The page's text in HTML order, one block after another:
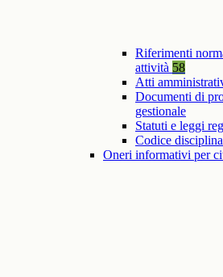
Riferimenti
attività 58
Atti
Documenti di
gestionale
Statuti e leggi
Codice
Oneri informativi per